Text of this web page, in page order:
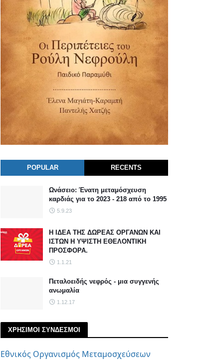
POPULAR RECENTS
Ωνάσειο: Ένατη μεταμόσχευση
καρδιάς για το 2023 - 218 από το 1995
5.9.23
Η ΙΔΕΑ ΤΗΣ ΔΩΡΕΑΣ ΟΡΓΑΝΩΝ ΚΑΙ
ΙΣΤΩΝ Η ΥΨΙΣΤΗ ΕΘΕΛΟΝΤΙΚΗ
ΠΡΟΣΦΟΡΑ.
1.1.21
Πεταλοειδής νεφρός - μια συγγενής
ανωμαλία
1.12.17
ΧΡΗΣΙΜΟΙ ΣΥΝΔΕΣΜΟΙ
Εθνικός Οργανισμός Μεταμοσχεύσεων